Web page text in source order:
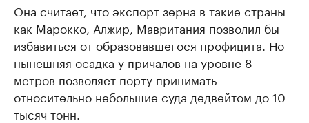
Она считает, что экспорт зерна в такие страны
как Марокко, Алжир, Мавритания позволил бы
избавиться от образовавшегося профицита. Но
нынешняя осадка у причалов на уровне 8
метров позволяет порту принимать
относительно небольшие суда дедвейтом до 10
тысяч тонн.